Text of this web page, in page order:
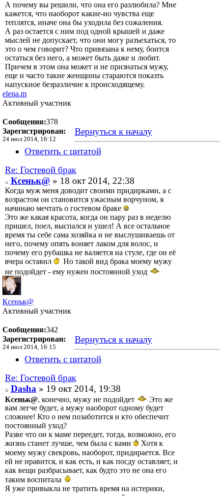
А почему вы решили, что она его разлюбила? Мне
кажется, что наоборот какие-ио чувства еще
теплятся, иначе она бы уходила без сожаления.
А раз остается с ним под одной крышей и даже
мыслей не допускает, что они могу разъехаться, то
это о чем говорит? Что привязана к нему, боится
остаться без него, а может быть даже и любит.
Причем в этом она может и не признаться мужу,
еще и часто такие женщины стараются показть
напускное безразличие к происходящему.
elena.m
Активный участник
Сообщения:378
Зарегистрирован:
24 июл 2014, 16:12
Вернуться к началу
Ответить с цитатой
Re: Гостевой брак
Ксеньк@ » 18 окт 2014, 22:38
Когда муж меня доводит своими придирками, а с
возрастом он становится ужасным ворчуном, я
начинаю мечтать о гостевом браке
Это же какая красота, когда он пару раз в неделю
пришел, поел, выспался и ушел! А все остальное
время ты себе сама хозяйка и не выслушиваешь от
него, почему опять воняет лаком для волос, и
почему его рубашка не валяется на стуле, где он её
вчера оставил
Но такой вид брака моему мужу
не подойдет - ему нужен постоянной уход
Ксеньк@
Активный участник
Сообщения:342
Зарегистрирован:
24 июл 2014, 16:15
Вернуться к началу
Ответить с цитатой
Re: Гостевой брак
Dasha » 19 окт 2014, 19:38
Ксеньк@, конечно, мужу не подойдет
Это же
вам легче будет, а мужу наоборот одному будет
сложнее! Кто о нем позаботится и кто обеспечит
постоянный уход?
Разве что он к маме переедет, тогда, возможно, его
жизнь станет лучше, чем была с вами
Хотя к
моему мужу свекровь, наоборот, придирается. Все
ей не нравится, и как есть, и как посду оставляет, и
как вещи разбрасывает, как будто это не она его
таким воспитала
Я уже привыкла не тратить время на истерики,